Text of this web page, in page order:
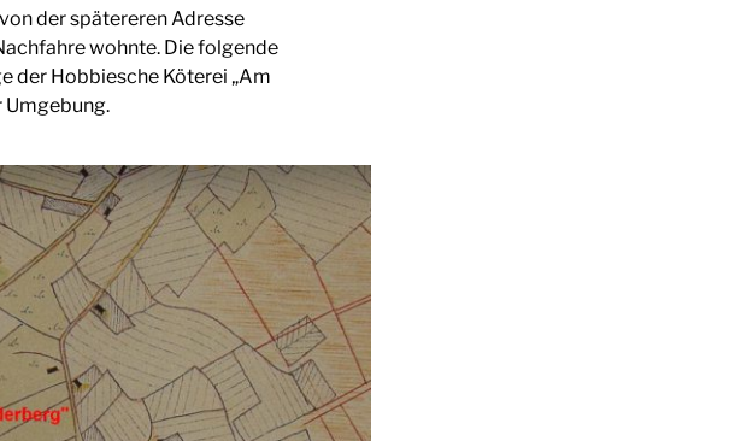
der spätereren Adresse
wohnte. Die folgende
der Hobbiesche Köterei „Am
Umgebung.